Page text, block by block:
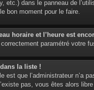
etc.) dans le panneau de
bon moment pour le faire.
horaire et l’heure est
paramétré votre
la liste !
est que l’administrateur n’a
pas, vous êtes alors